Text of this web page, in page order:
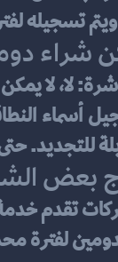
ويتم تسجيله
شراء
لا،
للتجديد.
بعض
تقدم
لفترة